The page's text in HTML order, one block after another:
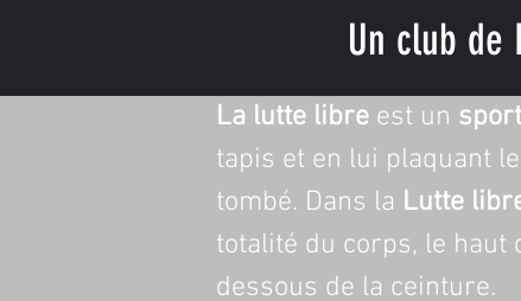
Un club de
La lutte libre est un
tapis et en lui plaquant
tombé. Dans la Lutte
totalité du corps, le haut
dessous de la ceinture.